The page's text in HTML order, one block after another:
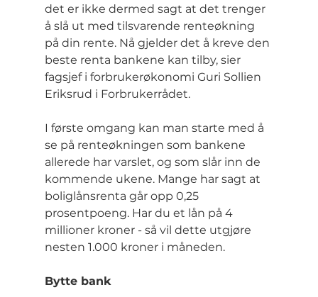
det er ikke dermed sagt at det trenger
å slå ut med tilsvarende renteøkning
på din rente. Nå gjelder det å kreve den
beste renta bankene kan tilby, sier
fagsjef i forbrukerøkonomi Guri Sollien
Eriksrud i Forbrukerrådet.
I første omgang kan man starte med å
se på renteøkningen som bankene
allerede har varslet, og som slår inn de
kommende ukene. Mange har sagt at
boliglånsrenta går opp 0,25
prosentpoeng. Har du et lån på 4
millioner kroner - så vil dette utgjøre
nesten 1.000 kroner i måneden.
Bytte bank